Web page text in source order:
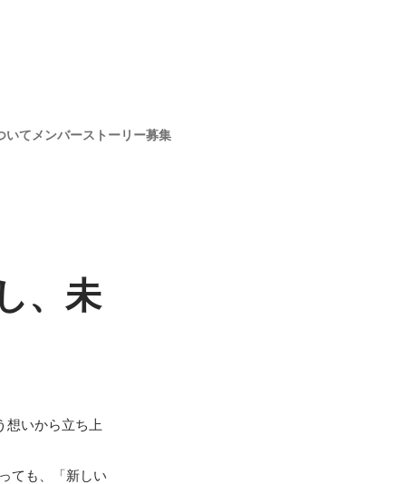
いて メンバーストーリー募集
、未
想いから立ち上
ても、「新しい